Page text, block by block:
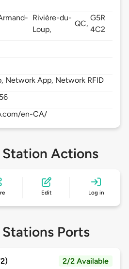
Rivière-du-
Loup,
QC,
G5R
4C2
Network App, Network RFID
en-CA/
Actions
Edit Log in
Ports
2/2 Available